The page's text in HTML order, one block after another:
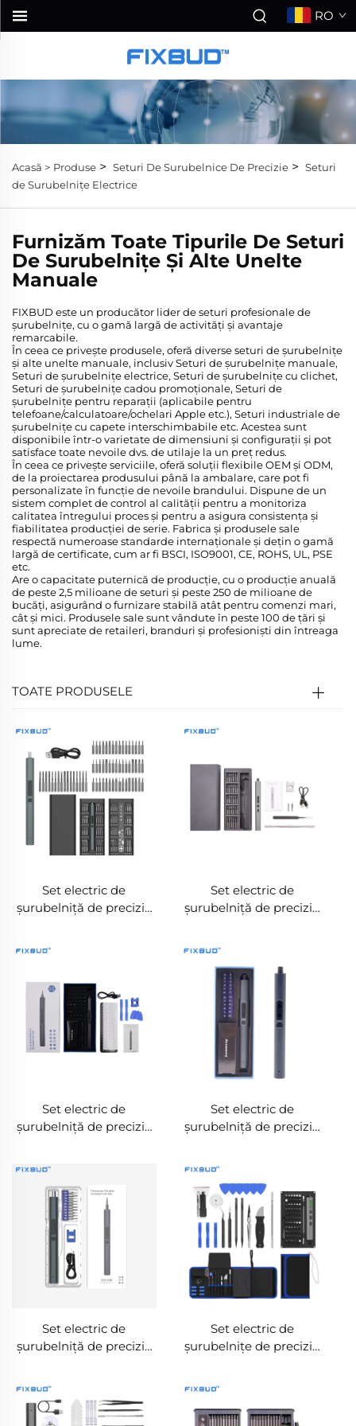
RO
Acasă > Produse > Seturi De Surubelnice De Precizie > Seturi
de Surubelnițe Electrice
Furnizăm Toate Tipurile De Seturi
De Surubelnițe Și Alte Unelte
Manuale
FIXBUD este un producător lider de seturi profesionale de
șurubelnițe, cu o gamă largă de activități și avantaje
remarcabile.
În ceea ce privește produsele, oferă diverse seturi de șurubelnițe
și alte unelte manuale, inclusiv Seturi de șurubelnițe manuale,
Seturi de șurubelnițe electrice, Seturi de șurubelnițe cu clichet,
Seturi de șurubelnițe cadou promoționale, Seturi de
șurubelnițe pentru reparații (aplicabile pentru
telefoane/calculatoare/ochelari Apple etc.), Seturi industriale de
șurubelnițe cu capete interschimbabile etc. Acestea sunt
disponibile într-o varietate de dimensiuni și configurații și pot
satisface toate nevoile dvs. de utilaje la un preț redus.
În ceea ce privește serviciile, oferă soluții flexibile OEM și ODM,
de la proiectarea produsului până la ambalare, care pot fi
personalizate în funcție de nevoile brandului. Dispune de un
sistem complet de control al calității pentru a monitoriza
calitatea întregului proces și pentru a asigura consistența și
fiabilitatea producției de serie. Fabrica și produsele sale
respectă numeroase standarde internaționale și dețin o gamă
largă de certificate, cum ar fi BSCI, ISO9001, CE, ROHS, UL, PSE
etc.
Are o capacitate puternică de producție, cu o producție anuală
de peste 2,5 milioane de seturi și peste 250 de milioane de
bucăți, asigurând o furnizare stabilă atât pentru comenzi mari,
cât și mici. Produsele sale sunt vândute în peste 100 de țări și
sunt apreciate de retaileri, branduri și profesioniști din întreaga
lume.
TOATE PRODUSELE
Set electric de
șurubelniță de precizie
Set electric de
șurubelniță de precizie
Set electric de
șurubelniță de precizie
Set electric de
șurubelniță de precizie
electronice, telefoane și
laptopuri
Set electric de
șurubelniță de precizie
Set electric de
șurubelnițe de precizie